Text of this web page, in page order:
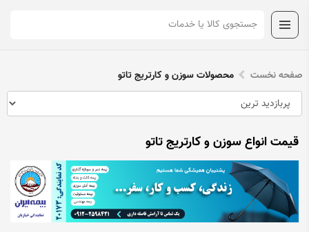
صفحه نخست محصولات سوزن و کارتریج تاتو
قیمت انواع سوزن و کارتریج تاتو